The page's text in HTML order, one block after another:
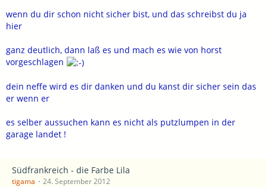
wenn du dir schon nicht sicher bist, und das schreibst du ja
hier
ganz deutlich, dann laß es und mach es wie von horst
vorgeschlagen
dein neffe wird es dir danken und du kanst dir sicher sein das
er wenn er
es selber aussuchen kann es nicht als putzlumpen in der
garage landet !
Südfrankreich - die Farbe Lila
tigama 24. September 2012